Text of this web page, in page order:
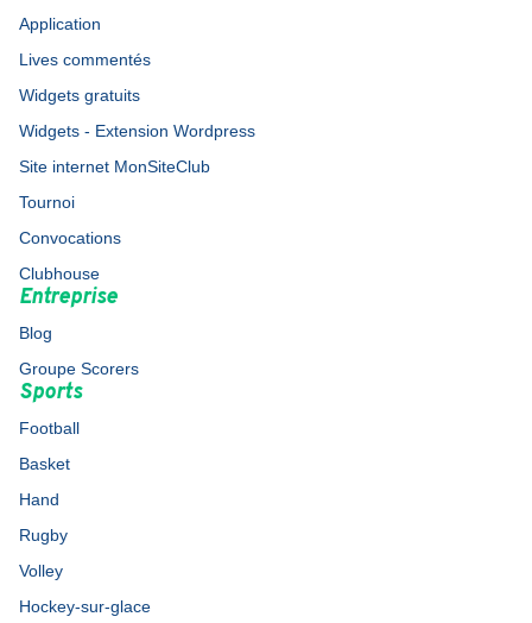
Application
Lives commentés
Widgets gratuits
Widgets - Extension Wordpress
Site internet MonSiteClub
Tournoi
Convocations
Clubhouse
Entreprise
Blog
Groupe Scorers
Sports
Football
Basket
Hand
Rugby
Volley
Hockey-sur-glace